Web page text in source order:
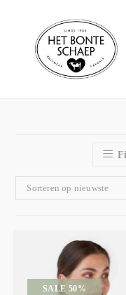
Sorteren op nieuwste
SALE 50%